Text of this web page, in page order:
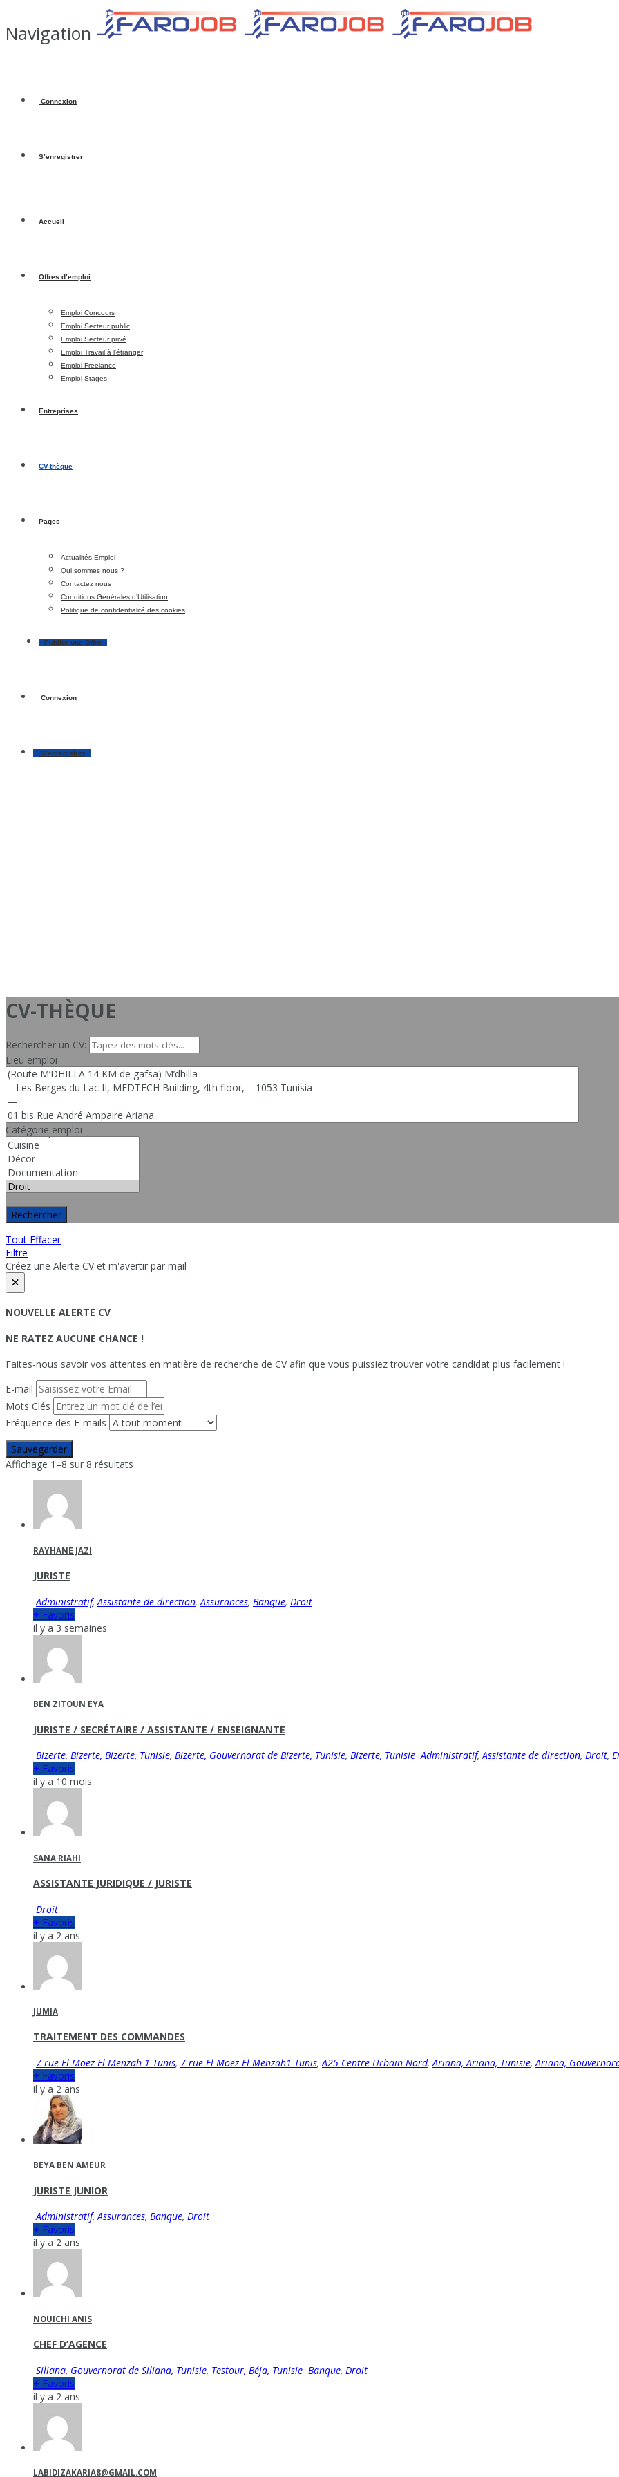
Navigation
Connexion
S’enregistrer
Accueil
Offres d’emploi
Emploi Concours
Emploi Secteur public
Emploi Secteur privé
Emploi Travail à l’étranger
Emploi Freelance
Emploi Stages
Entreprises
CV-thèque
Pages
Actualités Emploi
Qui sommes nous ?
Contactez nous
Conditions Générales d’Utilisation
Politique de confidentialité des cookies
Publier une Offre
Connexion
S’enregistrer
CV-THÈQUE
Rechercher un CV:
Lieu emploi
Catégorie emploi
Rechercher
Tout Effacer
Filtre
Créez une Alerte CV et m'avertir par mail
×
NOUVELLE ALERTE CV
NE RATEZ AUCUNE CHANCE !
Faites-nous savoir vos attentes en matière de recherche de CV afin que vous puissiez trouver votre candidat plus facilement !
E-mail
Mots Clés
Fréquence des E-mails
Sauvegarder
Affichage 1–8 sur 8 résultats
RAYHANE JAZI
JURISTE
Administratif, Assistante de direction, Assurances, Banque, Droit
+ Favoris
il y a 3 semaines
BEN ZITOUN EYA
JURISTE / SECRÉTAIRE / ASSISTANTE / ENSEIGNANTE
Bizerte, Bizerte, Bizerte, Tunisie, Bizerte, Gouvernorat de Bizerte, Tunisie, Bizerte, Tunisie Administratif,Assistante de direction, Droit,
+ Favoris
il y a 10 mois
SANA RIAHI
ASSISTANTE JURIDIQUE / JURISTE
Droit
+ Favoris
il y a 2 ans
JUMIA
TRAITEMENT DES COMMANDES
7 rue El Moez El Menzah 1 Tunis, 7 rue El Moez El Menzah1 Tunis,A25 Centre Urbain Nord,Ariana, Ariana, Tunisie,Ariana,
+ Favoris
il y a 2 ans
BEYA BEN AMEUR
JURISTE JUNIOR
Administratif,Assurances, Banque, Droit
+ Favoris
il y a 2 ans
NOUICHI ANIS
CHEF D’AGENCE
Siliana, Gouvernorat de Siliana, Tunisie, Testour, Béja, Tunisie Banque, Droit
+ Favoris
il y a 2 ans
LABIDIZAKARIA8@GMAIL.COM